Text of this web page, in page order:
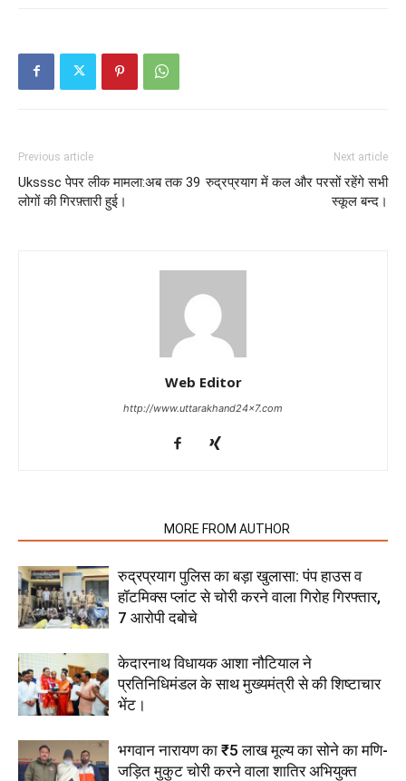
Previous article
Uksssc पेपर लीक मामला:अब तक 39
लोगों की गिरफ़्तारी हुई।
Next article
रुद्रप्रयाग में कल और परसों रहेंगे सभी
स्कूल बन्द।
Web Editor
http://www.uttarakhand24x7.com
MORE FROM AUTHOR
रुद्रप्रयाग पुलिस का बड़ा खुलासा: पंप हाउस व
हॉटमिक्स प्लांट से चोरी करने वाला गिरोह गिरफ्तार,
7 आरोपी दबोचे
केदारनाथ विधायक आशा नौटियाल ने
प्रतिनिधिमंडल के साथ मुख्यमंत्री से की शिष्टाचार
भेंट।
भगवान नारायण का ₹5 लाख मूल्य का सोने का मणि-
जड़ित मुकुट चोरी करने वाला शातिर अभियुक्त